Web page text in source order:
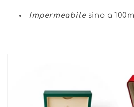
Impermeabile sino a 100m